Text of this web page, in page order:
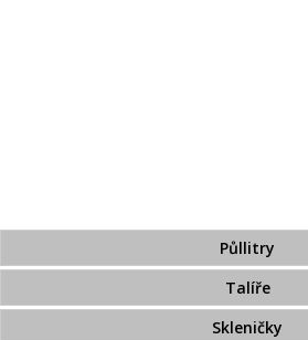
Půllitry
Talíře
Skleničky